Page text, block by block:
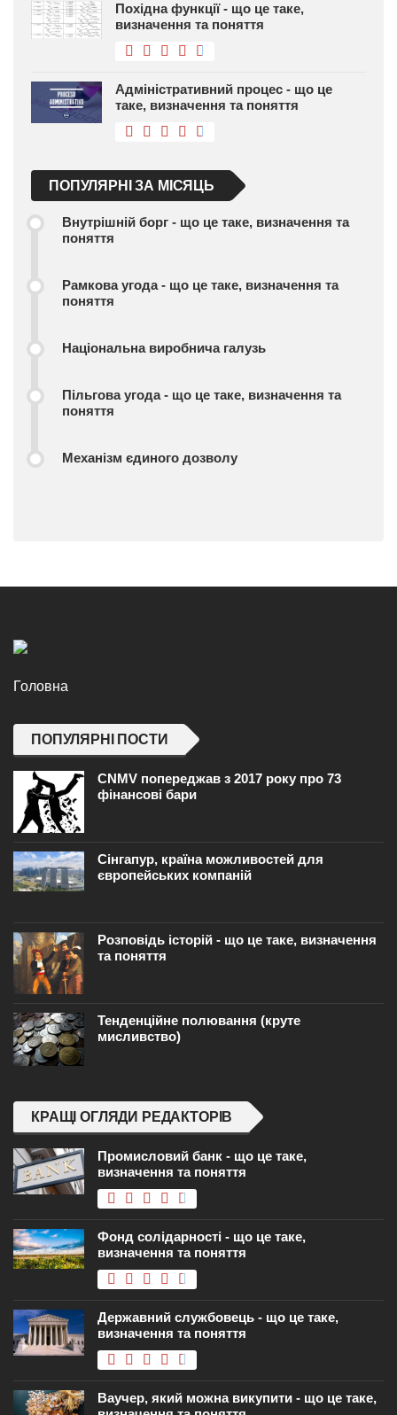
Похідна функції - що це таке,
визначення та поняття
Адміністративний процес - що це
таке, визначення та поняття
ПОПУЛЯРНІ ЗА МІСЯЦЬ
Внутрішній борг - що це таке, визначення та
поняття
Рамкова угода - що це таке, визначення та
поняття
Національна виробнича галузь
Пільгова угода - що це таке, визначення та
поняття
Механізм єдиного дозволу
Головна
ПОПУЛЯРНІ ПОСТИ
CNMV попереджав з 2017 року про 73
фінансові бари
Сінгапур, країна можливостей для
європейських компаній
Розповідь історій - що це таке, визначення
та поняття
Тенденційне полювання (круте
мисливство)
КРАЩІ ОГЛЯДИ РЕДАКТОРІВ
Промисловий банк - що це таке,
визначення та поняття
Фонд солідарності - що це таке,
визначення та поняття
Державний службовець - що це таке,
визначення та поняття
Ваучер, який можна викупити - що це таке,